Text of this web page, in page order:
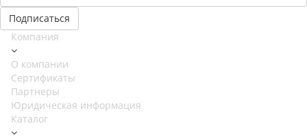
Компания
О компании
Сертификаты
Партнеры
Юридическая информация
Каталог